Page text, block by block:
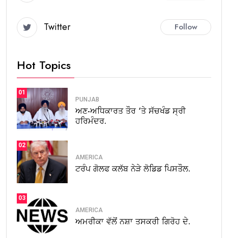
Twitter Follow
Hot Topics
01
PUNJAB
ਅਣ-ਅਧਿਕਾਰਤ ਤੌਰ ‘ਤੇ ਸੱਚਖੰਡ ਸ੍ਰੀ
ਹਰਿਮੰਦਰ.
02
AMERICA
ਟਰੰਪ ਗੋਲਫ ਕਲੱਬ ਨੇੜੇ ਲੋਡਿਡ ਪਿਸਤੌਲ.
03
AMERICA
ਅਮਰੀਕਾ ਵੱਲੋਂ ਨਸ਼ਾ ਤਸਕਰੀ ਗਿਰੋਹ ਦੇ.